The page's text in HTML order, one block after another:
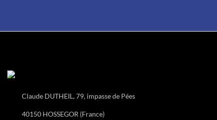
Claude DUTHEIL, 79, impasse de Pées
40150 HOSSEGOR (France)